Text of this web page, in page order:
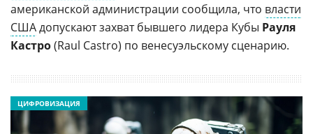
американской администрации сообщила, что власти
СШАдопускают захват бывшего лидера Кубы Рауля
Кастро(Raul Castro) по венесуэльскому сценарию.
ЦИФРОВИЗАЦИЯ